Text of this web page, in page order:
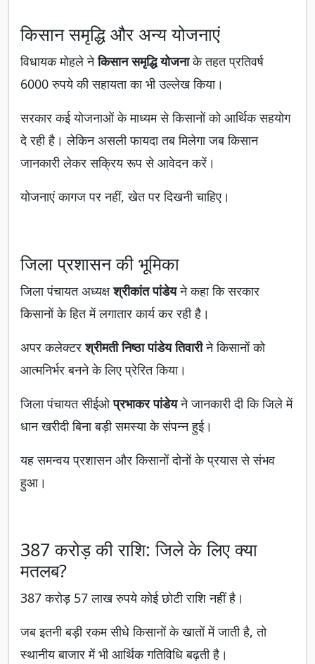
किसान समृद्धि और अन्य योजनाएं
विधायक मोहले नेकिसान समृद्धि योजनाके तहत प्रतिवर्ष
6000 रुपये की सहायता का भी उल्लेख किया।
सरकार कई योजनाओं के माध्यम से किसानों को आर्थिक सहयोग
दे रही है। लेकिन असली फायदा तब मिलेगा जब किसान
जानकारी लेकर सक्रिय रूप से आवेदन करें।
योजनाएं कागज पर नहीं, खेत पर दिखनी चाहिए।
जिला प्रशासन की भूमिका
जिला पंचायत अध्यक्षश्रीकांत पांडेयने कहा कि सरकार
किसानों के हित में लगातार कार्य कर रही है।
अपर कलेक्टरश्रीमती निष्ठा पांडेय तिवारीने किसानों को
आत्मनिर्भर बनने के लिए प्रेरित किया।
जिला पंचायत सीईओप्रभाकर पांडेयने जानकारी दी कि जिले में
धान खरीदी बिना बड़ी समस्या के संपन्न हुई।
यह समन्वय प्रशासन और किसानों दोनों के प्रयास से संभव
हुआ।
387 करोड़ की राशि: जिले के लिए क्या
मतलब?
387 करोड़ 57 लाख रुपये कोई छोटी राशि नहीं है।
जब इतनी बड़ी रकम सीधे किसानों के खातों में जाती है, तो
स्थानीय बाजार में भी आर्थिक गतिविधि बढ़ती है।